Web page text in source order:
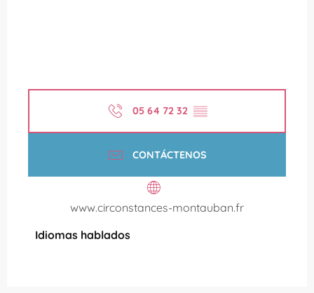
05 64 72 32 ▒▒
CONTÁCTENOS
www.circonstances-montauban.fr
Idiomas hablados
Idiomas hablados